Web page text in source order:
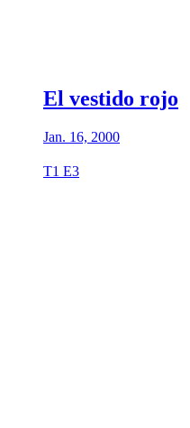
El vestido rojo
Jan. 16, 2000
T1 E3